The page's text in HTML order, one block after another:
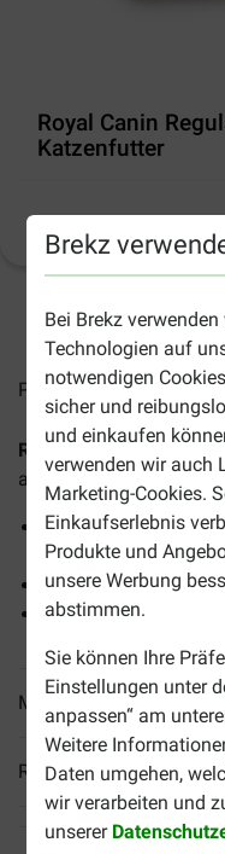
Brekz
Bei Brekz
Technologien auf
notwendigen
sicher und
und einkaufen
verwenden wir auch
Marketing-Cookies.
Einkaufserlebnis
Produkte und
unsere Werbung
abstimmen.
Sie können Ihre
Einstellungen unter
anpassen“ am
Weitere
Daten umgehen,
wir verarbeiten und
unserer
Royal Canin
Katzenfutter
2-5
Preise inkl. MwSt zzgl.
Royal Canin Sterilised
ausgewogene
Sorgt für einen
Fett
Sorgt für gesunde
Ermöglicht eine
Mehr Produktinfos
Reviews